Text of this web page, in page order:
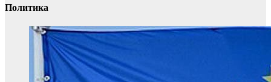
Политика